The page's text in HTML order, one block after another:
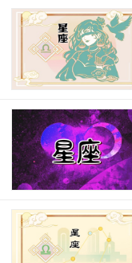
男人梦中的
这些星座女
什么星座最